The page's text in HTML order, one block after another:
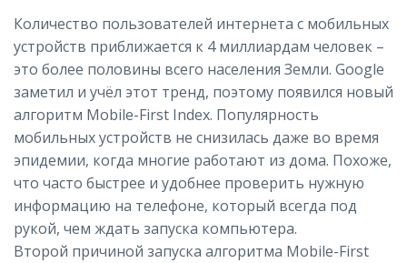
Количество пользователей интернета с мобильных
устройств приближается к 4 миллиардам человек –
это более половины всего населения Земли. Google
заметил и учёл этот тренд, поэтому появился новый
алгоритм Mobile-First Index. Популярность
мобильных устройств не снизилась даже во время
эпидемии, когда многие работают из дома. Похоже,
что часто быстрее и удобнее проверить нужную
информацию на телефоне, который всегда под
рукой, чем ждать запуска компьютера.
Второй причиной запуска алгоритма Mobile-First